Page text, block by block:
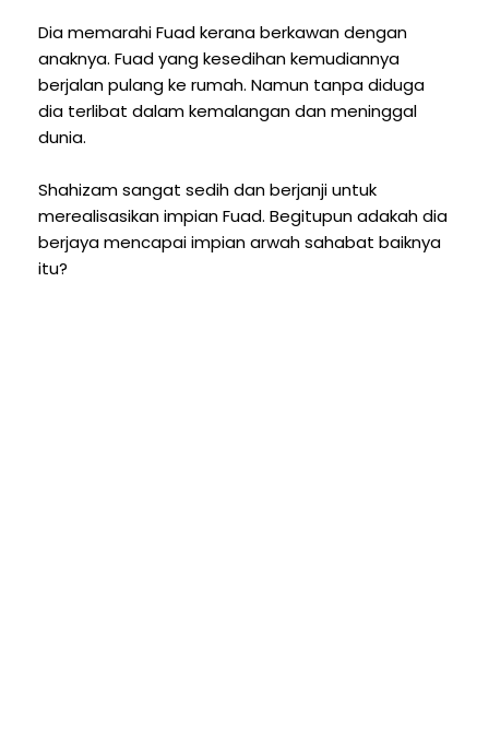
Dia memarahi Fuad kerana berkawan dengan
anaknya. Fuad yang kesedihan kemudiannya
berjalan pulang ke rumah. Namun tanpa diduga
dia terlibat dalam kemalangan dan meninggal
dunia.
Shahizam sangat sedih dan berjanji untuk
merealisasikan impian Fuad. Begitupun adakah dia
berjaya mencapai impian arwah sahabat baiknya
itu?